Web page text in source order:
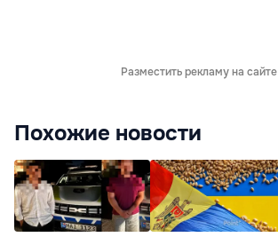
Разместить рекламу на сайте
Похожие новости